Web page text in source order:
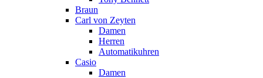
Braun
Carl von Zeyten
Damen
Herren
Automatikuhren
Casio
Damen